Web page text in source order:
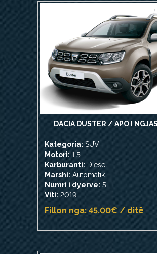
DACIA DUSTER / APO I
Kategoria: SUV
Motori:1.5
Karburanti: Diesel
Marshi: Automatik
Numri i dyerve: 5
Viti: 2019
Fillon nga: 45.00€ / ditë